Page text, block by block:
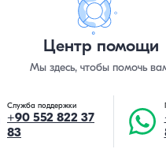
Центр помощи
Мы здесь, чтобы помочь
Служба поддержки
+90 552 822 37
83